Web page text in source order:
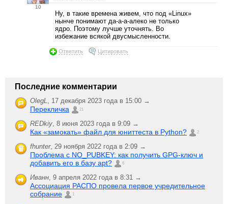
10
Ну, в такие времена живем, что под «Linux»
нынче понимают да-а-а-алеко не только
ядро. Поэтому лучше уточнять. Во
избежание всякой двусмысленности.
Ответить Цитировать
Последние комментарии
OlegL, 17 декабря 2023 года в 15:00 →
Перекличка 21
REDkiy, 8 июня 2023 года в 9:09 →
Как «замокать» файл для юниттеста в Python? 2
fhunter, 29 ноября 2022 года в 2:09 →
Проблема с NO_PUBKEY: как получить GPG-ключ и
добавить его в базу apt?
6
Иванн, 9 апреля 2022 года в 8:31 →
Ассоциация РАСПО провела первое учредительное
собрание
1